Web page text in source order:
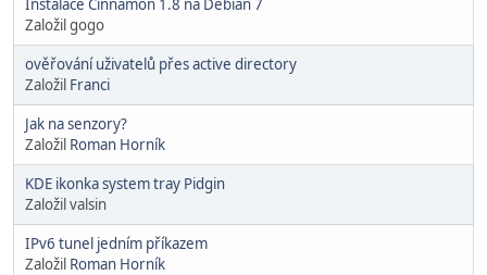
Založil gogo
ověřování uživatelů přes active directory
Založil Franci
Jak na senzory?
Založil Roman Horník
KDE ikonka system tray Pidgin
Založil valsin
IPv6 tunel jedním příkazem
Založil Roman Horník